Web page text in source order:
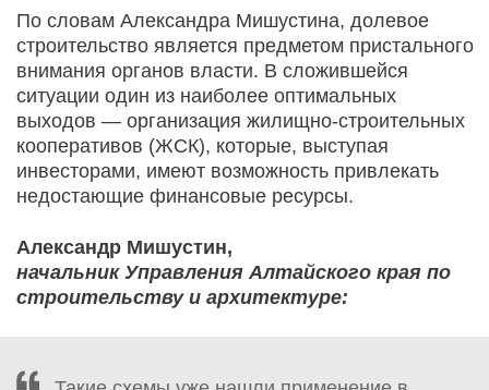
По словам Александра Мишустина, долевое
строительство является предметом пристального
внимания органов власти. В сложившейся
ситуации один из наиболее оптимальных
выходов — организация жилищно-строительных
кооперативов (ЖСК), которые, выступая
инвесторами, имеют возможность привлекать
недостающие финансовые ресурсы.
Александр Мишустин,
начальник Управления Алтайского края по
строительству и архитектуре: